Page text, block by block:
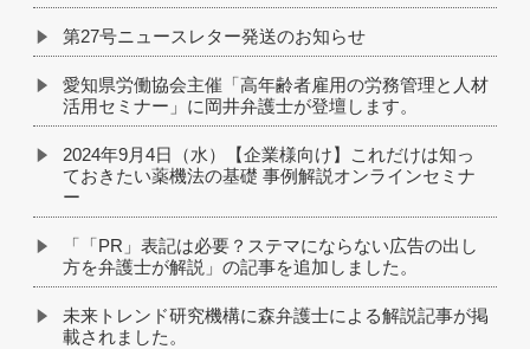
第27号ニュースレター発送のお知らせ
愛知県労働協会主催「高年齢者雇用の労務管理と人材
活用セミナー」に岡井弁護士が登壇します。
2024年9月4日（水）【企業様向け】これだけは知っ
ておきたい薬機法の基礎 事例解説オンラインセミナ
ー
「「PR」表記は必要？ステマにならない広告の出し
方を弁護士が解説」の記事を追加しました。
未来トレンド研究機構に森弁護士による解説記事が掲
載されました。